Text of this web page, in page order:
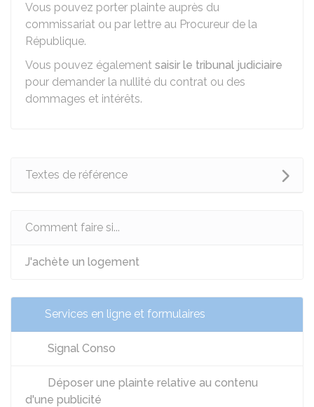
Vous pouvez porter plainte auprès du
commissariat ou par lettre au Procureur de la
République.
Vous pouvez également saisir le tribunal judiciaire
pour demander la nullité du contrat ou des
dommages et intérêts.
Textes de référence
Comment faire si...
J'achète un logement
Services en ligne et formulaires
Signal Conso
Déposer une plainte relative au contenu
d'une publicité